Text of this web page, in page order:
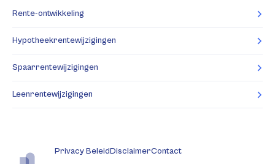
Rente-ontwikkeling
Hypotheekrentewijzigingen
Spaarrentewijzigingen
Leenrentewijzigingen
Privacy BeleidDisclaimerContact